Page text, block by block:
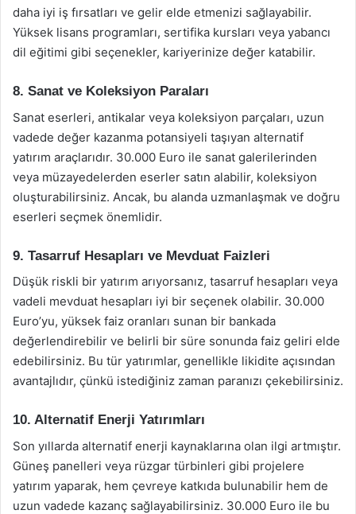
daha iyi iş fırsatları ve gelir elde etmenizi sağlayabilir.
Yüksek lisans programları, sertifika kursları veya yabancı
dil eğitimi gibi seçenekler, kariyerinize değer katabilir.
8. Sanat ve Koleksiyon Paraları
Sanat eserleri, antikalar veya koleksiyon parçaları, uzun
vadede değer kazanma potansiyeli taşıyan alternatif
yatırım araçlarıdır. 30.000 Euro ile sanat galerilerinden
veya müzayedelerden eserler satın alabilir, koleksiyon
oluşturabilirsiniz. Ancak, bu alanda uzmanlaşmak ve doğru
eserleri seçmek önemlidir.
9. Tasarruf Hesapları ve Mevduat Faizleri
Düşük riskli bir yatırım arıyorsanız, tasarruf hesapları veya
vadeli mevduat hesapları iyi bir seçenek olabilir. 30.000
Euro’yu, yüksek faiz oranları sunan bir bankada
değerlendirebilir ve belirli bir süre sonunda faiz geliri elde
edebilirsiniz. Bu tür yatırımlar, genellikle likidite açısından
avantajlıdır, çünkü istediğiniz zaman paranızı çekebilirsiniz.
10. Alternatif Enerji Yatırımları
Son yıllarda alternatif enerji kaynaklarına olan ilgi artmıştır.
Güneş panelleri veya rüzgar türbinleri gibi projelere
yatırım yaparak, hem çevreye katkıda bulunabilir hem de
uzun vadede kazanç sağlayabilirsiniz. 30.000 Euro ile bu